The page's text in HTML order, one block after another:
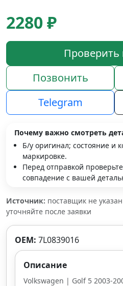
2280 ₽
Проверить
Позвонить
Telegram
Почему важно смотреть
Б/у оригинал; состояние и
маркировке.
Перед отправкой
совпадение с вашей
Источник: поставщик не указан
уточняйте после заявки
OEM: 7L0839016
Описание
Volkswagen | Golf 5 2003-